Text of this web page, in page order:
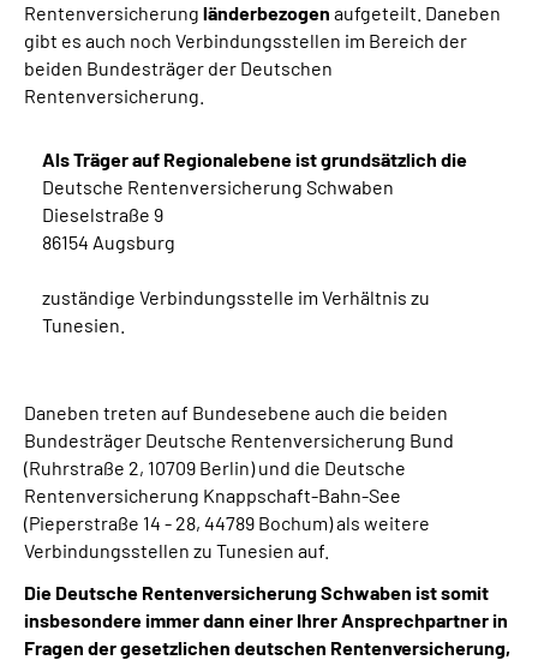
Rentenversicherung länderbezogen aufgeteilt. Daneben
gibt es auch noch Verbindungsstellen im Bereich der
beiden Bundesträger der Deutschen
Rentenversicherung.
Als Träger auf Regionalebene ist grundsätzlich die
Deutsche Rentenversicherung Schwaben
Dieselstraße 9
86154 Augsburg
zuständige Verbindungsstelle im Verhältnis zu
Tunesien.
Daneben treten auf Bundesebene auch die beiden
Bundesträger Deutsche Rentenversicherung Bund
(Ruhrstraße 2, 10709 Berlin) und die Deutsche
Rentenversicherung Knappschaft-Bahn-See
(Pieperstraße 14 - 28, 44789 Bochum) als weitere
Verbindungsstellen zu Tunesien auf.
Die Deutsche Rentenversicherung Schwaben ist somit
insbesondere immer dann einer Ihrer Ansprechpartner in
Fragen der gesetzlichen deutschen Rentenversicherung,